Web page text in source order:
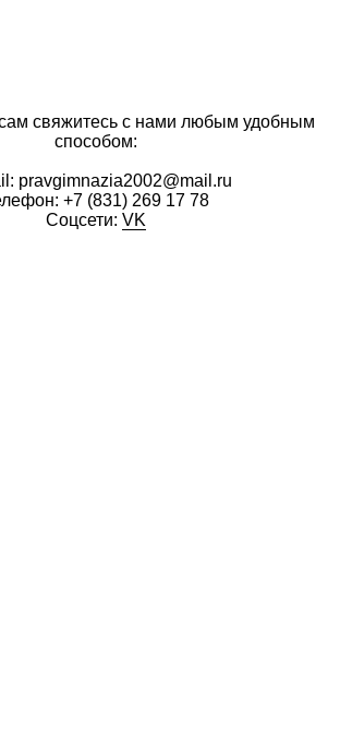
свяжитесь с нами любым удобным
способом:
pravgimnazia2002@mail.ru
+7 (831) 269 17 78
Соцсети: VK